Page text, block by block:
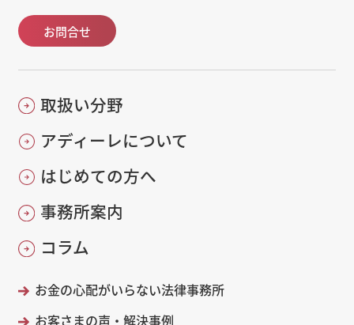
お問合せ
取扱い分野
アディーレについて
はじめての方へ
事務所案内
コラム
お金の心配がいらない法律事務所
お客さまの声・解決事例